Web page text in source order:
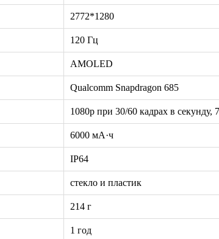
2772*1280
120 Гц
AMOLED
Qualcomm Snapdragon 685
1080p при 30/60 кадрах в секунду,
6000 мА·ч
IP64
стекло и пластик
214 г
1 год